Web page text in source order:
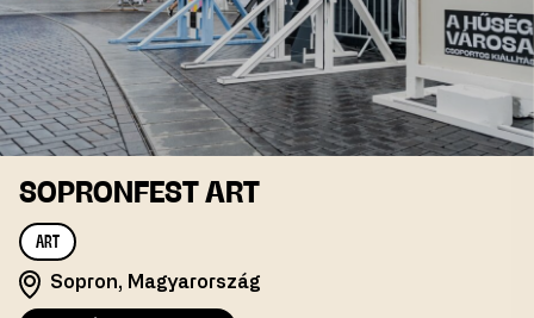
SOPRONFEST ART
ART
Sopron, Magyarország